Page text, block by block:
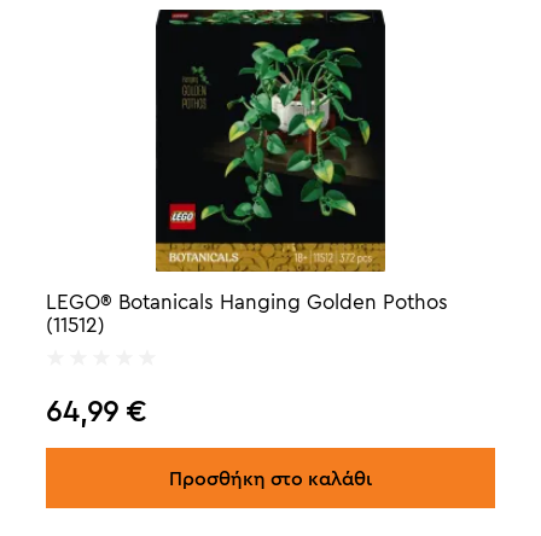
LEGO® Botanicals Hanging Golden Pothos
(11512)
64,99 €
Προσθήκη στο καλάθι